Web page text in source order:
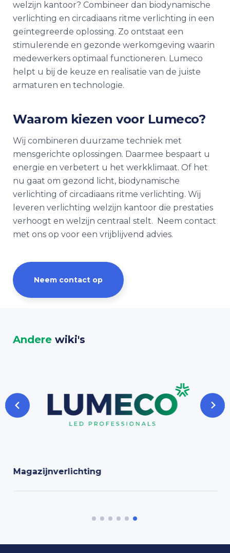
welzijn kantoor? Combineer dan biodynamische
verlichting en circadiaans ritme verlichting in een
geïntegreerde oplossing. Zo ontstaat een
stimulerende en gezonde werkomgeving waarin
medewerkers optimaal functioneren. Lumeco
helpt u bij de keuze en realisatie van de juiste
armaturen en technologie.
Waarom kiezen voor Lumeco?
Wij combineren duurzame techniek met
mensgerichte oplossingen. Daarmee bespaart u
energie en verbetert u het werkklimaat. Of het
nu gaat om gezond licht, biodynamische
verlichting of circadiaans ritme verlichting. Wij
leveren verlichting welzijn kantoor die prestaties
verhoogt en welzijn centraal stelt. Neem contact
met ons op voor een vrijblijvend advies.
Neem contact op
Andere wiki's
Magazijnverlichting